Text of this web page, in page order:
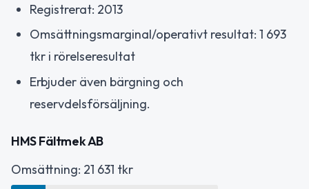
Registrerat: 2013
Omsättningsmarginal/operativt resultat: 1 693
tkr i rörelseresultat
Erbjuder även bärgning och
reservdelsförsäljning.
HMS Fältmek AB
Omsättning: 21 631 tkr